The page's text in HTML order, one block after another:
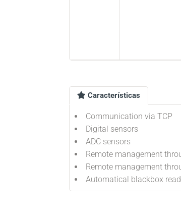
Características
Communication via TCP
Digital sensors
ADC sensors
Remote management
Remote management
Automatical blackbox